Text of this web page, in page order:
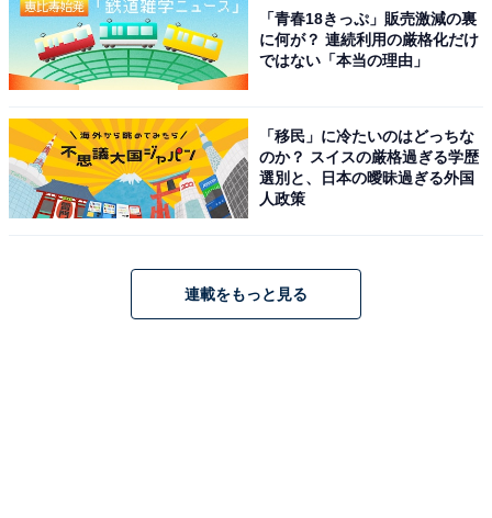
「青春18きっぷ」販売激減の裏
に何が？ 連続利用の厳格化だけ
ではない「本当の理由」
「移民」に冷たいのはどっちな
のか？ スイスの厳格過ぎる学歴
選別と、日本の曖昧過ぎる外国
人政策
連載をもっと見る